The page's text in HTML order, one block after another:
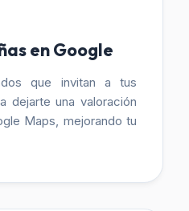
en Google
que invitan a tus
dejarte una valoración
Maps, mejorando tu